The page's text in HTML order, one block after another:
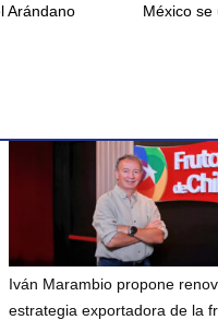
Arándano
México
Iván Marambio propone
estrategia exportadora de la